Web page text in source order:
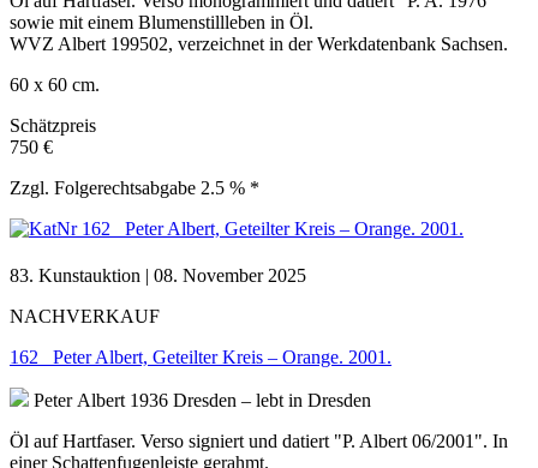
sowie mit einem Blumenstillleben in Öl.
WVZ Albert 199502, verzeichnet in der Werkdatenbank Sachsen.
60 x 60 cm.
Schätzpreis
750 €
Zzgl. Folgerechtsabgabe 2.5 % *
83. Kunstauktion | 08. November 2025
NACHVERKAUF
162 Peter Albert, Geteilter Kreis – Orange. 2001.
Peter Albert 1936 Dresden – lebt in Dresden
Öl auf Hartfaser. Verso signiert und datiert "P. Albert 06/2001". In
einer Schattenfugenleiste gerahmt.